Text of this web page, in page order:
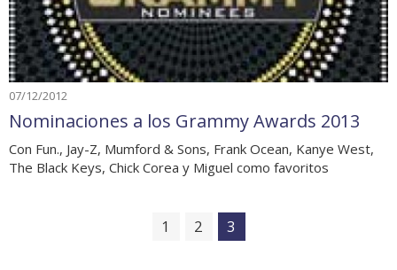
07/12/2012
Nominaciones a los Grammy Awards 2013
Con Fun., Jay-Z, Mumford & Sons, Frank Ocean, Kanye West,
The Black Keys, Chick Corea y Miguel como favoritos
1 2 3